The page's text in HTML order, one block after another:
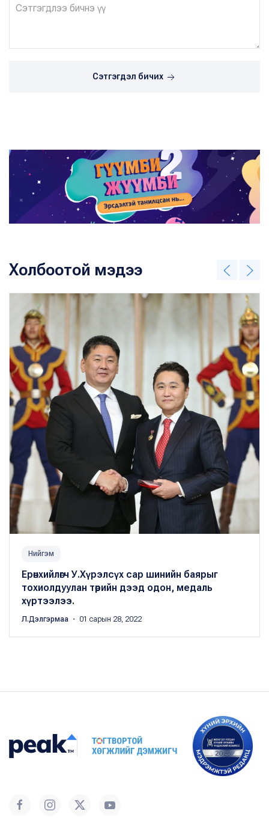
Сэтгэгдэл бичих
Холбоотой мэдээ
Нийгэм
Ерөнхийлөгч У.Хүрэлсүх сар шинийн баярыг
тохиолдуулан төрийн дээд одон, медаль
хүртээлээ.
Л.Дэлгэрмаа ・ 01 сарын 28, 2022